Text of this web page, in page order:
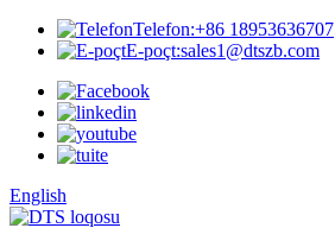
Telefon:+86 18953636707
E-poçt:sales1@dtszb.com
English